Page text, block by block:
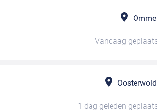
Vandaag
1 dag geleden